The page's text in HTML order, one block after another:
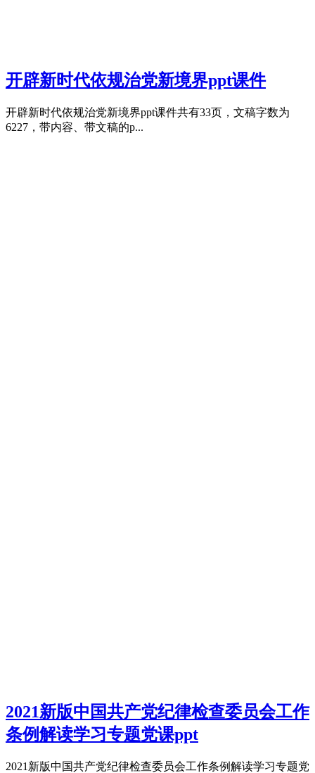
开辟新时代依规治党新境界ppt课件
开辟新时代依规治党新境界ppt课件共有33页，文稿字数为
6227，带内容、带文稿的p...
2021新版中国共产党纪律检查委员会工作
条例解读学习专题党课ppt
2021新版中国共产党纪律检查委员会工作条例解读学习专题党